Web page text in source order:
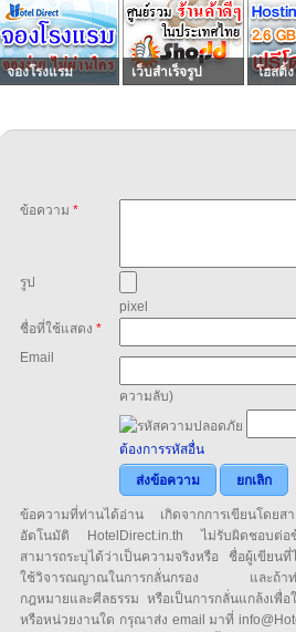
จองโรงแรม เว็บสำเร็จรูป โฮสติ้ง
ข้อความ *
รูป
pixel
ชื่อที่ใช้แสดง *
Email
ความลับ)
ต้องการรหัสอื่น
ส่งข้อความ
ยกเลิก
ข้อความที่ท่านได้อ่าน เกิดจากการเขียนโดย
อัตโนมัติ HotelDirect.in.th ไม่รับผิดชอบต่อ
สามารถระบุได้ว่าเป็นความจริงหรือ ชื่อผู้เขียน
ใช้วิจารณญาณในการกลั่นกรอง และถ้าท่า
กฎหมายและศีลธรรม หรือเป็นการกลั่นแกล้งเพื่
หรือหน่วยงานใด กรุณาส่ง email มาที่